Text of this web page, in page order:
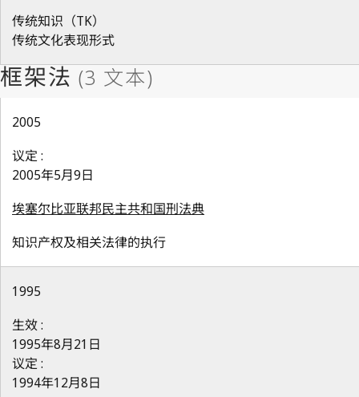
传统知识（TK）
传统文化表现形式
2005
议定 :
2005年5月9日
埃塞尔比亚联邦民主共和国刑法典
知识产权及相关法律的执行
1995
生效 :
1995年8月21日
议定 :
1994年12月8日